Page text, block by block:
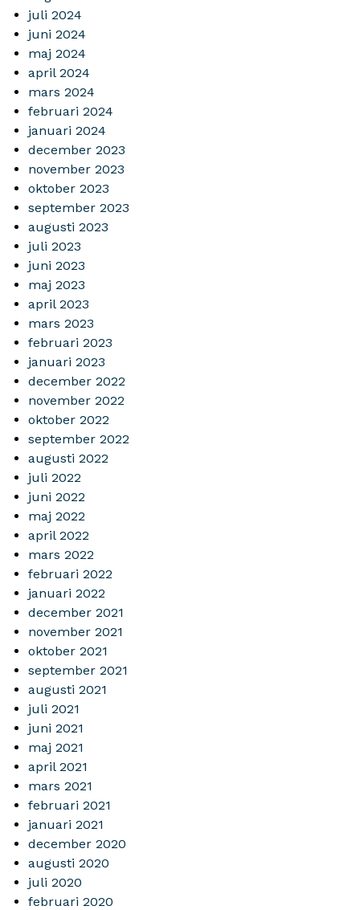
juli 2024
juni 2024
maj 2024
april 2024
mars 2024
februari 2024
januari 2024
december 2023
november 2023
oktober 2023
september 2023
augusti 2023
juli 2023
juni 2023
maj 2023
april 2023
mars 2023
februari 2023
januari 2023
december 2022
november 2022
oktober 2022
september 2022
augusti 2022
juli 2022
juni 2022
maj 2022
april 2022
mars 2022
februari 2022
januari 2022
december 2021
november 2021
oktober 2021
september 2021
augusti 2021
juli 2021
juni 2021
maj 2021
april 2021
mars 2021
februari 2021
januari 2021
december 2020
augusti 2020
juli 2020
februari 2020